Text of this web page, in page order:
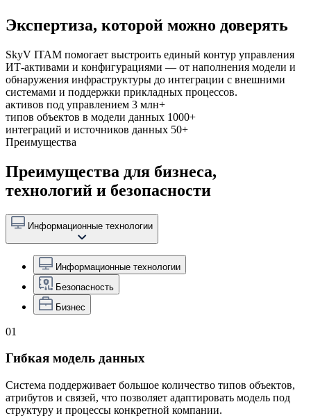
Экспертиза, которой можно доверять
SkyV ITAM помогает выстроить единый контур управления
ИТ-активами и конфигурациями — от наполнения модели и
обнаружения инфраструктуры до интеграции с внешними
системами и поддержки прикладных процессов.
активов под управлением 3 млн+
типов объектов в модели данных 1000+
интеграций и источников данных 50+
Преимущества
Преимущества для бизнеса,
технологий и безопасности
Информационные технологии
Информационные технологии
Безопасность
Бизнес
01
Гибкая модель данных
Система поддерживает большое количество типов объектов,
атрибутов и связей, что позволяет адаптировать модель под
структуру и процессы конкретной компании.